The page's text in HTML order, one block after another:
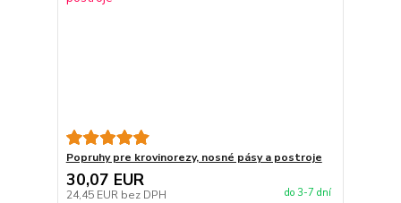
Popruhy pre krovinorezy, nosné pásy a postroje
30,07 EUR
24,45 EUR bez DPH do 3-7 dní